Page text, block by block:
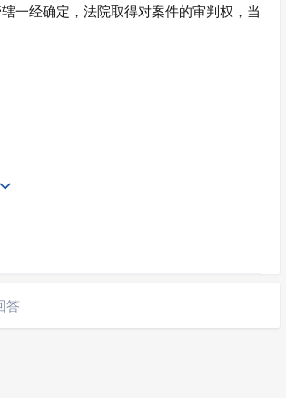
一经确定，法院取得对案件的审判权，当
权 内部划分规 则可以对某一争议行使管
according to the rules on the internal

答